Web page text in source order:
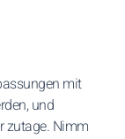
mit
und
zutage. Nimm